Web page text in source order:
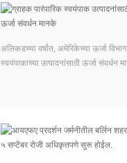
अलिकडच्या वर्षांत, अमेरिकेच्या ऊर्जा
स्वयंपाकाच्या उत्पादनांसाठी ऊर्जा